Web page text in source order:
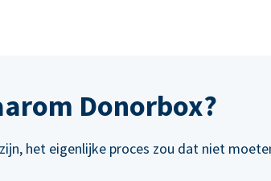
Donorbox?
het eigenlijke proces zou dat niet